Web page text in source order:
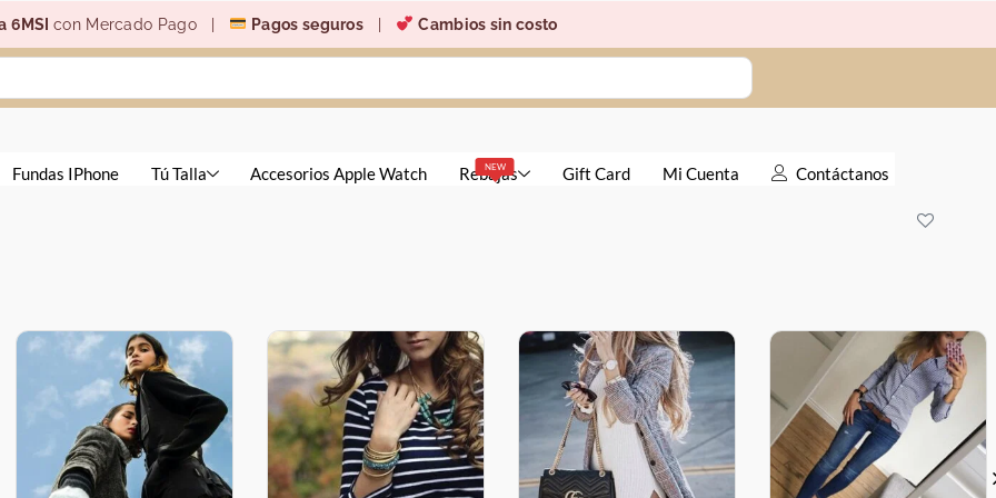
6MSIcon Mercado Pago | Pagos seguros Cambios sin costo
Fundas IPhone Tú Talla Accesorios Apple Watch NEW
Rebajas Gift Card Mi Cuenta Contáctanos